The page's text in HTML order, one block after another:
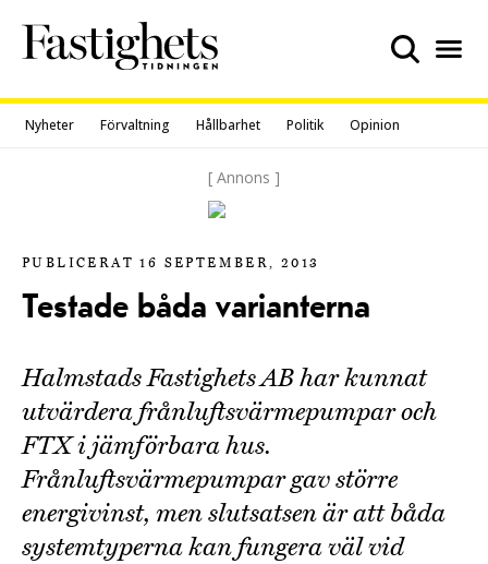
content
Nyheter Förvaltning Hållbarhet Politik Opinion
[ Annons ]
PUBLICERAT 16 SEPTEMBER, 2013
Testade båda varianterna
Halmstads Fastighets AB har kunnat
utvärdera frånluftsvärmepumpar och
FTX i jämförbara hus.
Frånluftsvärmepumpar gav större
energivinst, men slutsatsen är att båda
systemtyperna kan fungera väl vid